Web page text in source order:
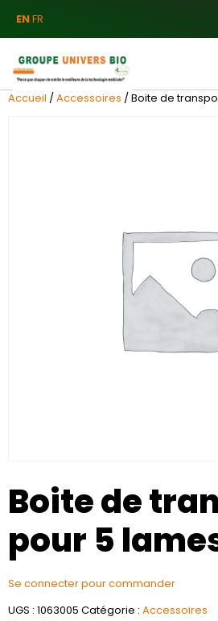
ENFR
Accueil /Accessoires / Boite de
Boite de
pour 5
Se connecter pour commander
UGS : 1063005 Catégorie : Accessoires